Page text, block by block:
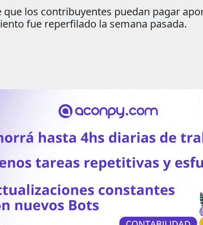
los contribuyentes puedan pagar
fue reperfilado la semana pasada.